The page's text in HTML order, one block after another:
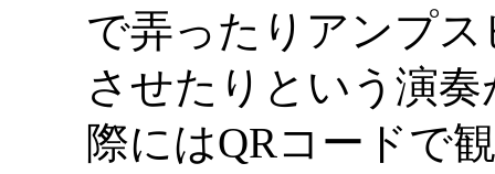
で弄ったりアンプ
させたりという演
際にはQRコードで